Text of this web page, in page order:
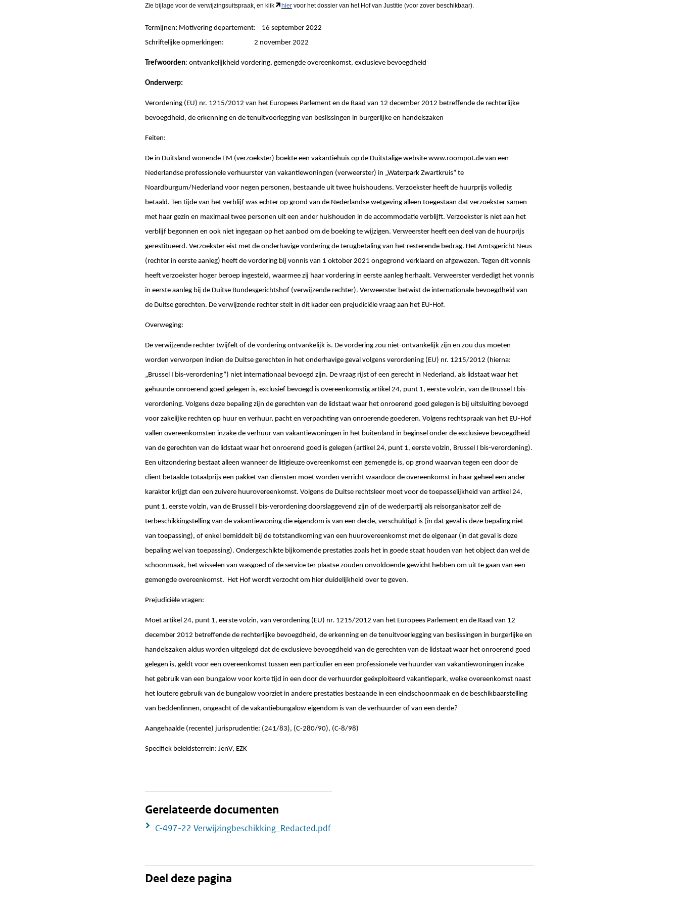
Zie bijlage voor de verwijzingsuitspraak, en klik hier voor het dossier van het Hof van Justitie (voor zover beschikbaar).
Termijnen: Motivering departement: 16 september 2022
Schriftelijke opmerkingen: 2 november 2022
Trefwoorden: ontvankelijkheid vordering, gemengde overeenkomst, exclusieve bevoegdheid
Onderwerp:
Verordening (EU) nr. 1215/2012 van het Europees Parlement en de Raad van 12 december 2012 betreffende de rechterlijke
bevoegdheid, de erkenning en de tenuitvoerlegging van beslissingen in burgerlijke en handelszaken
Feiten:
De in Duitsland wonende EM (verzoekster) boekte een vakantiehuis op de Duitstalige website www.roompot.de van een
Nederlandse professionele verhuurster van vakantiewoningen (verweerster) in „Waterpark Zwartkruis” te
Noardburgum/Nederland voor negen personen, bestaande uit twee huishoudens. Verzoekster heeft de huurprijs volledig
betaald. Ten tijde van het verblijf was echter op grond van de Nederlandse wetgeving alleen toegestaan dat verzoekster samen
met haar gezin en maximaal twee personen uit een ander huishouden in de accommodatie verblijft. Verzoekster is niet aan het
verblijf begonnen en ook niet ingegaan op het aanbod om de boeking te wijzigen. Verweerster heeft een deel van de huurprijs
gerestitueerd. Verzoekster eist met de onderhavige vordering de terugbetaling van het resterende bedrag. Het Amtsgericht Neus
(rechter in eerste aanleg) heeft de vordering bij vonnis van 1 oktober 2021 ongegrond verklaard en afgewezen. Tegen dit vonnis
heeft verzoekster hoger beroep ingesteld, waarmee zij haar vordering in eerste aanleg herhaalt. Verweerster verdedigt het vonnis
in eerste aanleg bij de Duitse Bundesgerichtshof (verwijzende rechter). Verweerster betwist de internationale bevoegdheid van
de Duitse gerechten. De verwijzende rechter stelt in dit kader een prejudiciële vraag aan het EU-Hof.
Overweging:
De verwijzende rechter twijfelt of de vordering ontvankelijk is. De vordering zou niet-ontvankelijk zijn en zou dus moeten
worden verworpen indien de Duitse gerechten in het onderhavige geval volgens verordening (EU) nr. 1215/2012 (hierna:
„Brussel I bis-verordening”) niet internationaal bevoegd zijn. De vraag rijst of een gerecht in Nederland, als lidstaat waar het
gehuurde onroerend goed gelegen is, exclusief bevoegd is overeenkomstig artikel 24, punt 1, eerste volzin, van de Brussel I bis-
verordening. Volgens deze bepaling zijn de gerechten van de lidstaat waar het onroerend goed gelegen is bij uitsluiting bevoegd
voor zakelijke rechten op huur en verhuur, pacht en verpachting van onroerende goederen. Volgens rechtspraak van het EU-Hof
vallen overeenkomsten inzake de verhuur van vakantiewoningen in het buitenland in beginsel onder de exclusieve bevoegdheid
van de gerechten van de lidstaat waar het onroerend goed is gelegen (artikel 24, punt 1, eerste volzin, Brussel I bis-verordening).
Een uitzondering bestaat alleen wanneer de litigieuze overeenkomst een gemengde is, op grond waarvan tegen een door de
cliënt betaalde totaalprijs een pakket van diensten moet worden verricht waardoor de overeenkomst in haar geheel een ander
karakter krijgt dan een zuivere huurovereenkomst. Volgens de Duitse rechtsleer moet voor de toepasselijkheid van artikel 24,
punt 1, eerste volzin, van de Brussel I bis-verordening doorslaggevend zijn of de wederpartij als reisorganisator zelf de
terbeschikkingstelling van de vakantiewoning die eigendom is van een derde, verschuldigd is (in dat geval is deze bepaling niet
van toepassing), of enkel bemiddelt bij de totstandkoming van een huurovereenkomst met de eigenaar (in dat geval is deze
bepaling wel van toepassing). Ondergeschikte bijkomende prestaties zoals het in goede staat houden van het object dan wel de
schoonmaak, het wisselen van wasgoed of de service ter plaatse zouden onvoldoende gewicht hebben om uit te gaan van een
gemengde overeenkomst. Het Hof wordt verzocht om hier duidelijkheid over te geven.
Prejudiciële vragen:
Moet artikel 24, punt 1, eerste volzin, van verordening (EU) nr. 1215/2012 van het Europees Parlement en de Raad van 12
december 2012 betreffende de rechterlijke bevoegdheid, de erkenning en de tenuitvoerlegging van beslissingen in burgerlijke en
handelszaken aldus worden uitgelegd dat de exclusieve bevoegdheid van de gerechten van de lidstaat waar het onroerend goed
gelegen is, geldt voor een overeenkomst tussen een particulier en een professionele verhuurder van vakantiewoningen inzake
het gebruik van een bungalow voor korte tijd in een door de verhuurder geëxploiteerd vakantiepark, welke overeenkomst naast
het loutere gebruik van de bungalow voorziet in andere prestaties bestaande in een eindschoonmaak en de beschikbaarstelling
van beddenlinnen, ongeacht of de vakantiebungalow eigendom is van de verhuurder of van een derde?
Aangehaalde (recente) jurisprudentie: (241/83), (C-280/90), (C-8/98)
Specifiek beleidsterrein: JenV, EZK
Gerelateerde documenten
C-497-22 Verwijzingbeschikking_Redacted.pdf
Deel deze pagina